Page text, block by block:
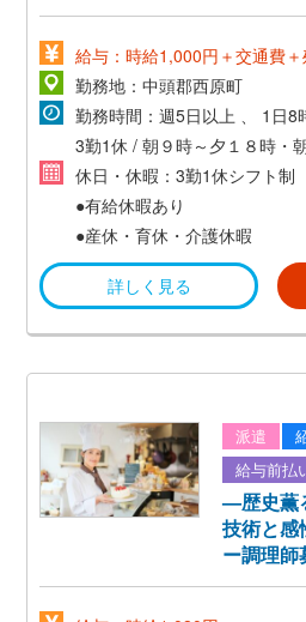
給与：時給1,000円＋交通費
勤務地：中頭郡西原町
勤務時間：週5日以上 、 1日8
3勤1休 / 朝９時～夕１８時・
休日・休暇：3勤1休シフト制
●有給休暇あり
●産休・育休・介護休暇
詳しく見る
派遣
給与前払
—歴史薫
技術と
ー調理師